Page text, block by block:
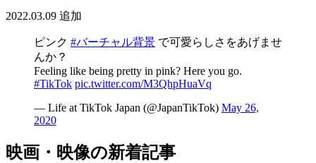
2022.03.09 追加
ピンク #バーチャル背景 で可愛らしさをあげませ
んか？
Feeling like being pretty in pink? Here you go.
#TikTok pic.twitter.com/M3QhpHuaVq
— Life at TikTok Japan (@JapanTikTok) May 26,
2020
映画・映像の新着記事